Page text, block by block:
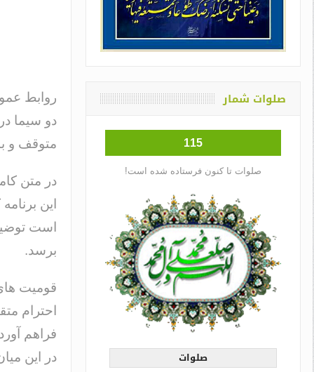
دو سیما
متوقف و
در متن
این
است
برسد.
قومیت
احترام
فراهم
در این
صلوات شمار
115
صلوات تا کنون فرستاده شده است!
صلوات